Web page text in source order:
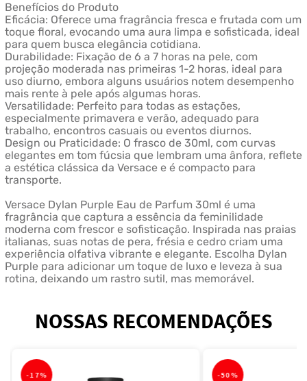
Benefícios do Produto
Eficácia: Oferece uma fragrância fresca e frutada com um
toque floral, evocando uma aura limpa e sofisticada, ideal
para quem busca elegância cotidiana.
Durabilidade: Fixação de 6 a 7 horas na pele, com
projeção moderada nas primeiras 1-2 horas, ideal para
uso diurno, embora alguns usuários notem desempenho
mais rente à pele após algumas horas.
Versatilidade: Perfeito para todas as estações,
especialmente primavera e verão, adequado para
trabalho, encontros casuais ou eventos diurnos.
Design ou Praticidade: O frasco de 30ml, com curvas
elegantes em tom fúcsia que lembram uma ânfora, reflete
a estética clássica da Versace e é compacto para
transporte.
Versace Dylan Purple Eau de Parfum 30ml é uma
fragrância que captura a essência da feminilidade
moderna com frescor e sofisticação. Inspirada nas praias
italianas, suas notas de pera, frésia e cedro criam uma
experiência olfativa vibrante e elegante. Escolha Dylan
Purple para adicionar um toque de luxo e leveza à sua
rotina, deixando um rastro sutil, mas memorável.
NOSSAS RECOMENDAÇÕES
-17% -50%